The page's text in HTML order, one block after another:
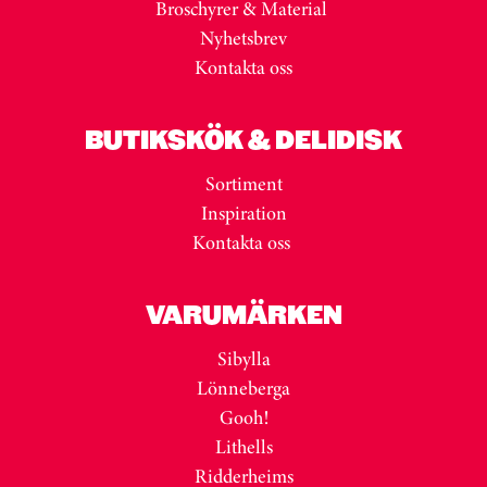
Broschyrer & Material
Nyhetsbrev
Kontakta oss
BUTIKSKÖK & DELIDISK
Sortiment
Inspiration
Kontakta oss
VARUMÄRKEN
Sibylla
Lönneberga
Gooh!
Lithells
Ridderheims